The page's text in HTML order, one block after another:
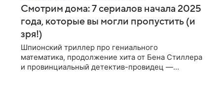
Смотрим дома: 7 сериалов начала 2025
года, которые вы могли пропустить (и
зря!)
Шпионский триллер про гениального
математика, продолжение хита от Бена Стиллера
и провинциальный детектив-провидец —